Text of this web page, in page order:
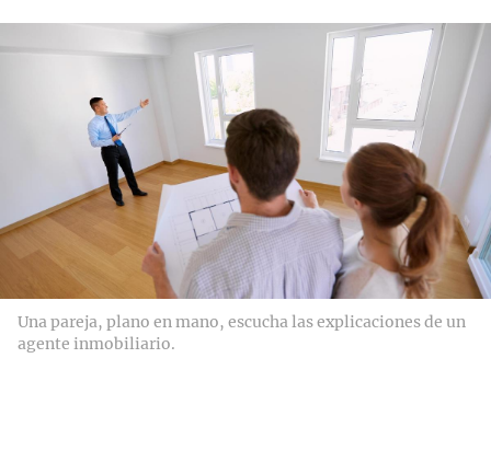
Una pareja, plano en mano, escucha las explicaciones de un
agente inmobiliario.